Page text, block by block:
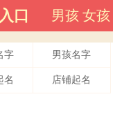
口 男孩 女孩
字 男孩名字
名 店铺起名